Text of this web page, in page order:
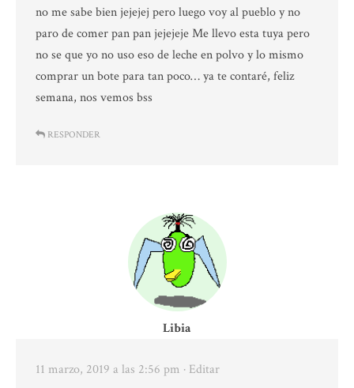
no me sabe bien jejejej pero luego voy al pueblo y no
paro de comer pan pan jejejeje Me llevo esta tuya pero
no se que yo no uso eso de leche en polvo y lo mismo
comprar un bote para tan poco… ya te contaré, feliz
semana, nos vemos bss
RESPONDER
Libia
11 marzo, 2019 a las 2:56 pm · Editar